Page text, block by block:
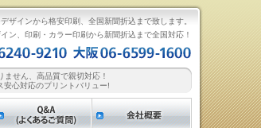
ザインから格安印刷、全国新聞折込まで致します。
ン、印刷・カラー印刷から新聞折込まで全国対応！
せん、高品質で親切対応！
心対応のプリントバリュー!